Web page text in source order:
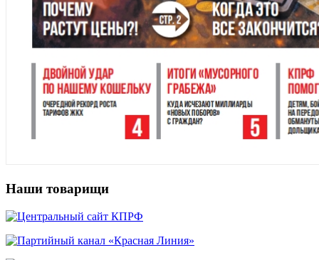
Наши товарищи